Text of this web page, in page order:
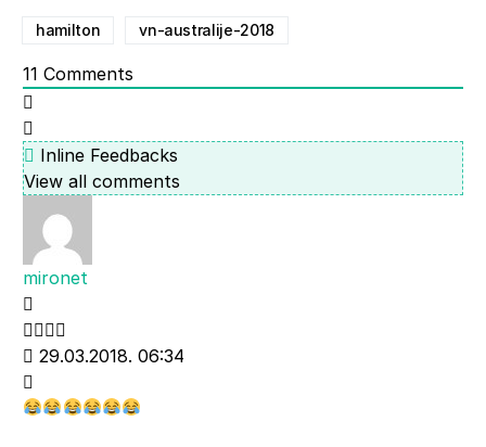
hamilton vn-australije-2018
11 Comments
Inline Feedbacks
View all comments
mironet
29.03.2018. 06:34